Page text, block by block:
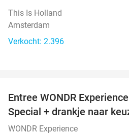
This Is Holland
Amsterdam
Verkocht: 2.396
Entree WONDR
Special + drankje naar
WONDR Experience